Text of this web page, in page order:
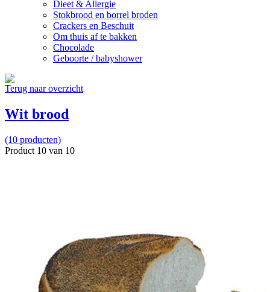
Dieet & Allergie
Stokbrood en borrel broden
Crackers en Beschuit
Om thuis af te bakken
Chocolade
Geboorte / babyshower
Terug naar overzicht
Wit brood
(10 producten)
Product 10 van 10